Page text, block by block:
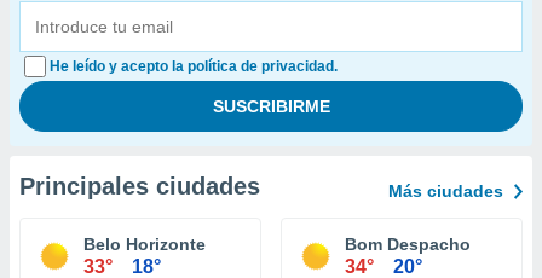
He leído y acepto la política de privacidad.
Principales ciudades Más ciudades
Belo Horizonte
33° 18°
Bom Despacho
34° 20°